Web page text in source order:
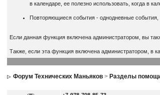
в календаре, ее полезно использовать, когда в
Повторяющиеся события - однодневные события,
Если данная функция включена администратором, вы
Также, если эта функция включена администратором, в
Форум Технических Маньяков > Разделы